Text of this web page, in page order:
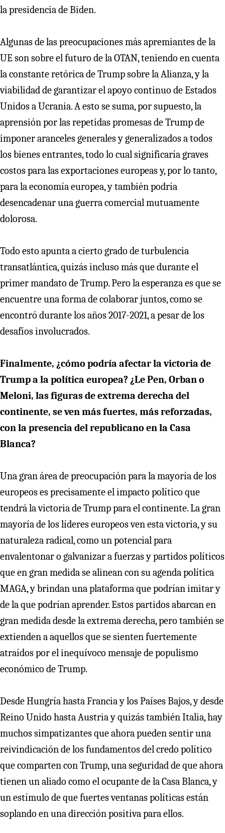
la presidencia de Biden.
Algunas de las preocupaciones más apremiantes de la
UE son sobre el futuro de la OTAN, teniendo en cuenta
la constante retórica de Trump sobre la Alianza, y la
viabilidad de garantizar el apoyo continuo de Estados
Unidos a Ucrania. A esto se suma, por supuesto, la
aprensión por las repetidas promesas de Trump de
imponer aranceles generales y generalizados a todos
los bienes entrantes, todo lo cual significaría graves
costos para las exportaciones europeas y, por lo tanto,
para la economía europea, y también podría
desencadenar una guerra comercial mutuamente
dolorosa.
Todo esto apunta a cierto grado de turbulencia
transatlántica, quizás incluso más que durante el
primer mandato de Trump. Pero la esperanza es que se
encuentre una forma de colaborar juntos, como se
encontró durante los años 2017-2021, a pesar de los
desafíos involucrados.
Finalmente, ¿cómo podría afectar la victoria de
Trump a la política europea? ¿Le Pen, Orban o
Meloni, las figuras de extrema derecha del
continente, se ven más fuertes, más reforzadas,
con la presencia del republicano en la Casa
Blanca?
Una gran área de preocupación para la mayoría de los
europeos es precisamente el impacto político que
tendrá la victoria de Trump para el continente. La gran
mayoría de los líderes europeos ven esta victoria, y su
naturaleza radical, como un potencial para
envalentonar o galvanizar a fuerzas y partidos políticos
que en gran medida se alinean con su agenda política
MAGA, y brindan una plataforma que podrían imitar y
de la que podrían aprender. Estos partidos abarcan en
gran medida desde la extrema derecha, pero también se
extienden a aquellos que se sienten fuertemente
atraídos por el inequívoco mensaje de populismo
económico de Trump.
Desde Hungría hasta Francia y los Países Bajos, y desde
Reino Unido hasta Austria y quizás también Italia, hay
muchos simpatizantes que ahora pueden sentir una
reivindicación de los fundamentos del credo político
que comparten con Trump, una seguridad de que ahora
tienen un aliado como el ocupante de la Casa Blanca, y
un estímulo de que fuertes ventanas políticas están
soplando en una dirección positiva para ellos.